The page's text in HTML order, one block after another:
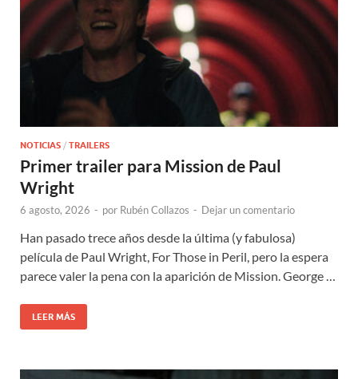
NOTICIAS / TRAILERS
Primer trailer para Mission de Paul
Wright
6 agosto, 2026 - por Rubén Collazos - Dejar un comentario
Han pasado trece años desde la última (y fabulosa)
película de Paul Wright, For Those in Peril, pero la espera
parece valer la pena con la aparición de Mission. George …
LEER MÁS